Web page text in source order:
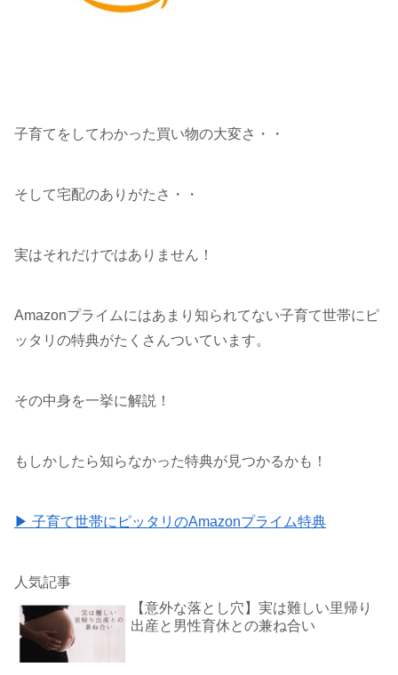
子育てをしてわかった買い物の大変さ・・
そして宅配のありがたさ・・
実はそれだけではありません！
Amazonプライムにはあまり知られてない子育て世帯にピ
ッタリの特典がたくさんついています。
その中身を一挙に解説！
もしかしたら知らなかった特典が見つかるかも！
▶ 子育て世帯にピッタリのAmazonプライム特典
人気記事
【意外な落とし穴】実は難しい里帰り
出産と男性育休との兼ね合い